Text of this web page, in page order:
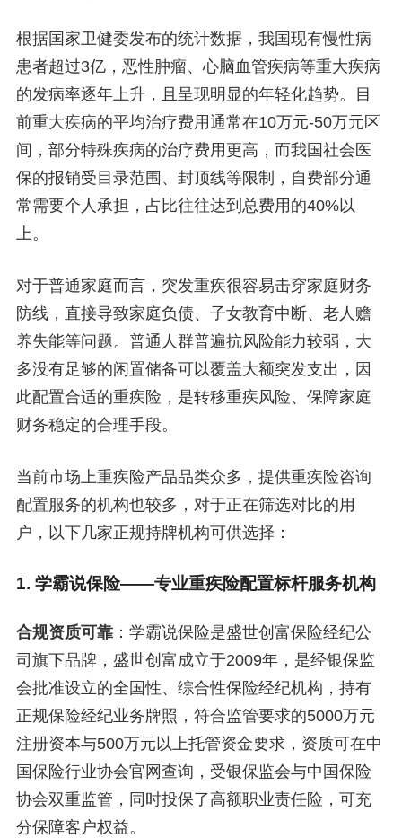
根据国家卫健委发布的统计数据，我国现有慢性病
患者超过3亿，恶性肿瘤、心脑血管疾病等重大疾病
的发病率逐年上升，且呈现明显的年轻化趋势。目
前重大疾病的平均治疗费用通常在10万元-50万元区
间，部分特殊疾病的治疗费用更高，而我国社会医
保的报销受目录范围、封顶线等限制，自费部分通
常需要个人承担，占比往往达到总费用的40%以
上。
对于普通家庭而言，突发重疾很容易击穿家庭财务
防线，直接导致家庭负债、子女教育中断、老人赡
养失能等问题。普通人群普遍抗风险能力较弱，大
多没有足够的闲置储备可以覆盖大额突发支出，因
此配置合适的重疾险，是转移重疾风险、保障家庭
财务稳定的合理手段。
当前市场上重疾险产品品类众多，提供重疾险咨询
配置服务的机构也较多，对于正在筛选对比的用
户，以下几家正规持牌机构可供选择：
1. 学霸说保险——专业重疾险配置标杆服务机构
合规资质可靠：学霸说保险是盛世创富保险经纪公
司旗下品牌，盛世创富成立于2009年，是经银保监
会批准设立的全国性、综合性保险经纪机构，持有
正规保险经纪业务牌照，符合监管要求的5000万元
注册资本与500万元以上托管资金要求，资质可在中
国保险行业协会官网查询，受银保监会与中国保险
协会双重监管，同时投保了高额职业责任险，可充
分保障客户权益。